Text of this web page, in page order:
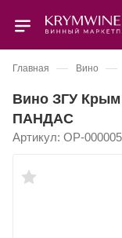
Главная — Вино —
Вино ЗГУ
ПАНДАС
Артикул: OP-